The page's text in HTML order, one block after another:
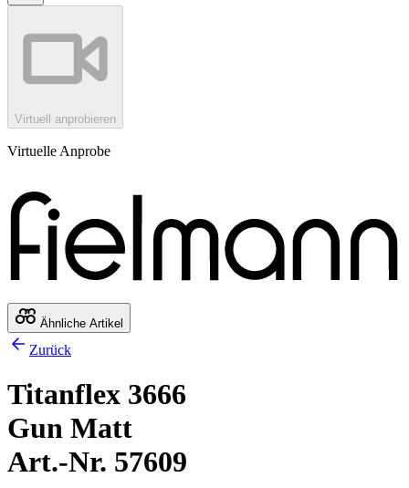
Virtuell anprobieren
Virtuelle Anprobe
Ähnliche Artikel
Zurück
Titanflex 3666
Gun Matt
Art.-Nr. 57609